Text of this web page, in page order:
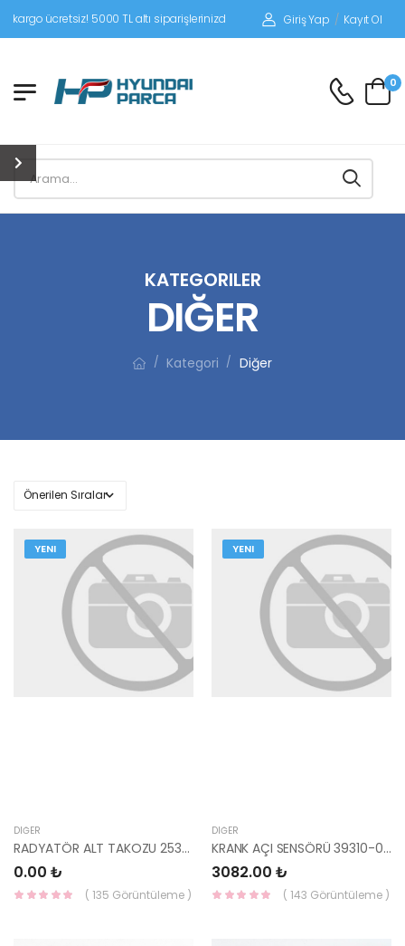
5000 TL altı siparişlerinizde siparişleriniz alıcı ödemeli gönderilir.
Giriş Yap / Kayıt Ol
0
KATEGORILER
DIĞER
/ Kategori / Diğer
YENI
DIĞER
RADYATÖR ALT TAKOZU 25336-2P000-HMC
0.00 ₺
( 135 Görüntüleme )
YENI
DIĞER
KRANK AÇI SENSÖRÜ 39310-02700-YS
3082.00 ₺
( 143 Görüntüleme )